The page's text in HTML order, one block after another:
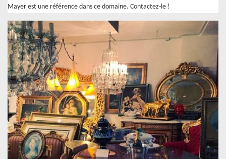
Mayer est une référence dans ce domaine. Contactez-le !